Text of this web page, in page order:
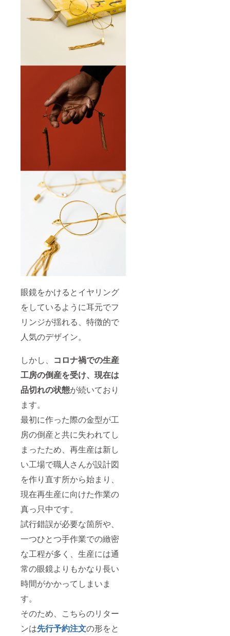
眼鏡をかけるとイヤリング
をしているように耳元でフ
リンジが揺れる、特徴的で
人気のデザイン。
しかし、 コ ロナ禍での生産
工房の倒産を受け、現在は
品切れの状態が続いており
ます。
最初に作った際の金型が工
房の倒産と共に失われてし
まったため、再生産は新し
い工場で職人さんが設計図
を作り直す所から始まり、
現在再生産に向けた作業の
真っ只中です。
試行錯誤が必要な箇所や、
一つひとつ手作業での緻密
な工程が多く、生産には通
常の眼鏡よりもかなり長い
時間がかかってしまいま
す。
そのため、こちらのリター
ンは先行予約注文の形をと